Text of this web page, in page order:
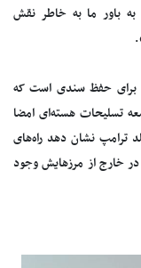
باور ما به خاطر نقش
برای حفظ سندی است که
تسلیحات هسته‌ای امضا
ترامپ نشان دهد راه‌های
در خارج از مرزهایش وجود